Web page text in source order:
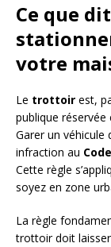
Ce que
votre
Le trottoir est,
publique
Garer un
infraction au
Cette règle
soyez en zone
La règle
trottoir doit laisser